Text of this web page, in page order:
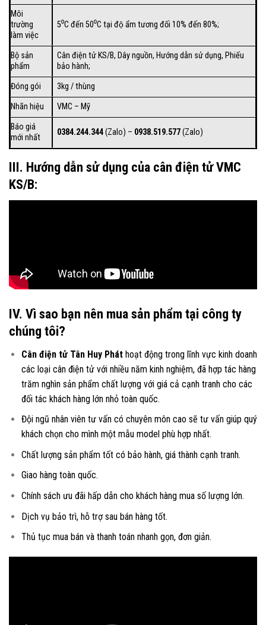
Môi
trường
làm việc
5⁰C đến 50⁰C tại độ ẩm tương đối 10% đến 80%;
Bộ sản
phẩm
Cân điện tử KS/B, Dây nguồn, Hướng dẫn sử dụng, Phiếu
bảo hành;
Đóng gói
3kg / thùng
Nhãn hiệu
VMC – Mỹ
Báo giá
mới nhất
0384.244.344(Zalo) – 0938.519.577(Zalo)
III. Hướng dẫn sử dụng của cân điện tử VMC
KS/B:
IV. Vì sao bạn nên mua sản phẩm tại công ty
chúng tôi?
Cân điện tử Tân Huy Pháthoạt động trong lĩnh vực kinh doanh
các loại cân điện tửvới nhiều năm kinh nghiệm, đã hợp tác hàng
trăm nghìn sản phẩm chất lượng với giá cả cạnh tranh cho các
đối tác khách hàng lớn nhỏ toàn quốc.
Đội ngũ nhân viên tư vấn có chuyên môn cao sẽ tư vấn giúp quý
khách chọn cho mình một mẫu model phù hợp nhất.
Chất lượng sản phẩm tốt có bảo hành, giá thành cạnh tranh.
Giao hàng toàn quốc.
Chính sách ưu đãi hấp dẫn cho khách hàng mua số lượng lớn.
Dịch vụ bảo trì, hỗ trợ sau bán hàng tốt.
Thủ tục mua bán và thanh toán nhanh gọn, đơn giản.